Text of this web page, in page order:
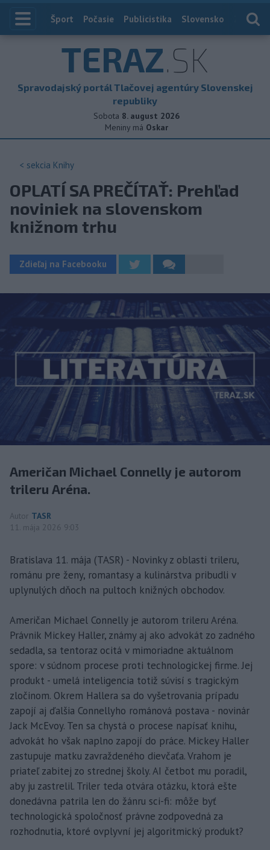
Index
Šport Počasie Publicistika Slovensko
TERAZ.SK
Spravodajský portál Tlačovej agentúry Slovenskej
republiky
Sobota 8. august 2026
Meniny má Oskar
< sekcia Knihy
OPLATÍ SA PREČÍTAŤ: Prehľad
noviniek na slovenskom
knižnom trhu
Zdieľaj na Facebooku
Američan Michael Connelly je autorom
trileru Aréna.
Autor TASR
11. mája 2026 9:03
Bratislava 11. mája (TASR) - Novinky z oblasti trileru,
románu pre ženy, romantasy a kulinárstva pribudli v
uplynulých dňoch na pultoch knižných obchodov.
Američan Michael Connelly je autorom trileru Aréna.
Právnik Mickey Haller, známy aj ako advokát zo zadného
sedadla, sa tentoraz ocitá v mimoriadne aktuálnom
spore: v súdnom procese proti technologickej firme. Jej
produkt - umelá inteligencia totiž súvisí s tragickým
zločinom. Okrem Hallera sa do vyšetrovania prípadu
zapojí aj ďalšia Connellyho románová postava - novinár
Jack McEvoy. Ten sa chystá o procese napísať knihu,
advokát ho však naplno zapojí do práce. Mickey Haller
zastupuje matku zavraždeného dievčaťa. Vrahom je
priateľ zabitej zo strednej školy. AI četbot mu poradil,
aby ju zastrelil. Triler teda otvára otázku, ktorá ešte
donedávna patrila len do žánru sci-fi: môže byť
technologická spoločnosť právne zodpovedná za
rozhodnutia, ktoré ovplyvní jej algoritmický produkt?